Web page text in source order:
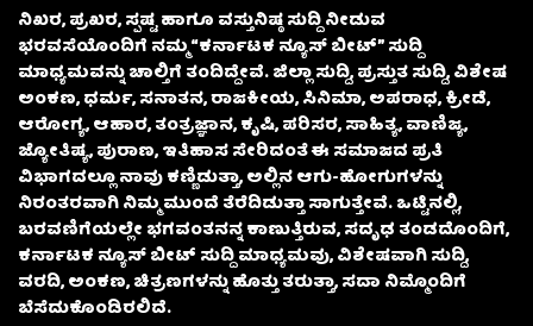
ನಿಖರ, ಪ್ರಖರ, ಸ್ಪಷ್ಟ ಹಾಗೂ ವಸ್ತುನಿಷ್ಠ ಸುದ್ದಿ ನೀಡುವ
ಭರವಸೆಯೊಂದಿಗೆ ನಮ್ಮ “ಕರ್ನಾಟಕ ನ್ಯೂಸ್ ಬೀಟ್” ಸುದ್ದಿ
ಮಾಧ್ಯಮವನ್ನು ಚಾಲ್ತಿಗೆ ತಂದಿದ್ದೇವೆ. ಜಿಲ್ಲಾ ಸುದ್ದಿ, ಪ್ರಸ್ತುತ ಸುದ್ದಿ, ವಿಶೇಷ
ಅಂಕಣ, ಧರ್ಮ, ಸನಾತನ, ರಾಜಕೀಯ, ಸಿನಿಮಾ, ಅಪರಾಧ, ಕ್ರೀಡೆ,
ಆರೋಗ್ಯ, ಆಹಾರ, ತಂತ್ರಜ್ಞಾನ, ಕೃಷಿ, ಪರಿಸರ, ಸಾಹಿತ್ಯ, ವಾಣಿಜ್ಯ,
ಜ್ಯೋತಿಷ್ಯ, ಪುರಾಣ, ಇತಿಹಾಸ ಸೇರಿದಂತೆ ಈ ಸಮಾಜದ ಪ್ರತಿ
ವಿಭಾಗದಲ್ಲೂ ನಾವು ಕಣ್ಣಿಡುತ್ತಾ, ಅಲ್ಲಿನ ಆಗು-ಹೋಗುಗಳನ್ನು
ನಿರಂತರವಾಗಿ ನಿಮ್ಮ ಮುಂದೆ ತೆರೆದಿಡುತ್ತಾ ಸಾಗುತ್ತೇವೆ. ಒಟ್ಟಿನಲ್ಲಿ,
ಬರವಣಿಗೆಯಲ್ಲೇ ಭಗವಂತನನ್ನ ಕಾಣುತ್ತಿರುವ, ಸದೃಢ ತಂಡದೊಂದಿಗೆ,
ಕರ್ನಾಟಕ ನ್ಯೂಸ್ ಬೀಟ್ ಸುದ್ದಿ ಮಾಧ್ಯಮವು, ವಿಶೇಷವಾಗಿ ಸುದ್ದಿ,
ವರದಿ, ಅಂಕಣ, ಚಿತ್ರಣಗಳನ್ನು ಹೊತ್ತು ತರುತ್ತಾ, ಸದಾ ನಿಮ್ಮೊಂದಿಗೆ
ಬೆಸೆದುಕೊಂಡಿರಲಿದೆ.